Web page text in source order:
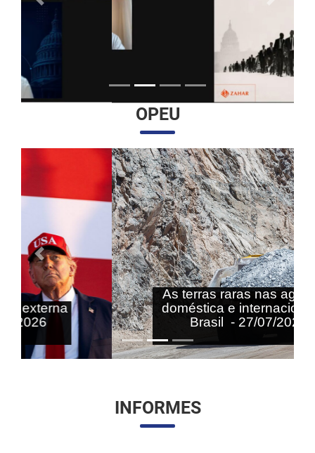
Anterior
OPEU
As terras raras nas agendas
doméstica e internacional do
Brasil - 27/07/2026
Anterior Próximo
INFORMES